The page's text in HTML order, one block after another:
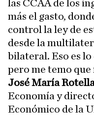
las CCAA de los
más el gasto,
control la ley de
desde la
bilateral. Eso es
pero me temo que
José María
Economía y
Económico de la